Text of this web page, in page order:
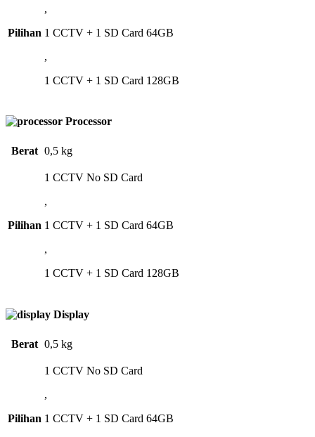
Pilihan
,
1 CCTV + 1 SD Card 64GB
,
1 CCTV + 1 SD Card 128GB
Processor
Berat 0,5 kg
Pilihan
1 CCTV No SD Card
,
1 CCTV + 1 SD Card 64GB
,
1 CCTV + 1 SD Card 128GB
Display
Berat 0,5 kg
Pilihan
1 CCTV No SD Card
,
1 CCTV + 1 SD Card 64GB